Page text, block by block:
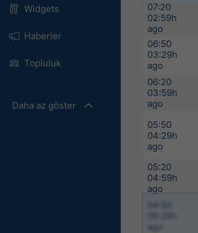
Widgets
Haberler
Topluluk
Daha az göster
07:20
02:59h
ago
06:50
03:29h
ago
06:20
03:59h
ago
05:50
04:29h
ago
05:20
04:59h
ago
04:50
05:29h
ago